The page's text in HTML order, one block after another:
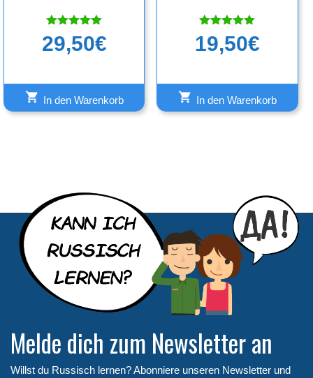
Bewertet
mit
29,50€
In den Warenkorb
Bewertet
mit
19,50€
In den Warenkorb
Melde dich zum Newsletter an
Willst du Russisch lernen? Abonniere unseren Newsletter und